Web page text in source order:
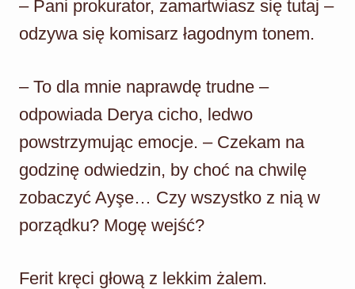
– Pani prokurator, zamartwiasz się tutaj –
odzywa się komisarz łagodnym tonem.
– To dla mnie naprawdę trudne –
odpowiada Derya cicho, ledwo
powstrzymując emocje. – Czekam na
godzinę odwiedzin, by choć na chwilę
zobaczyć Ayşe… Czy wszystko z nią w
porządku? Mogę wejść?
Ferit kręci głową z lekkim żalem.